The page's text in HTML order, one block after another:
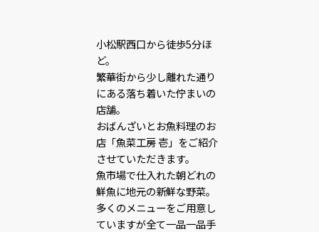
小松駅西口から徒歩5分ほ
ど。
繁華街から少し離れた通り
にある落ち着いた佇まいの
店舗。
おばんざいとお魚料理のお
店「魚菜工房 壱」をご紹介
させていただきます。
魚市場で仕入れた朝どれの
鮮魚に地元の新鮮な野菜。
多くのメニューをご用意し
ていますが全て一品一品手